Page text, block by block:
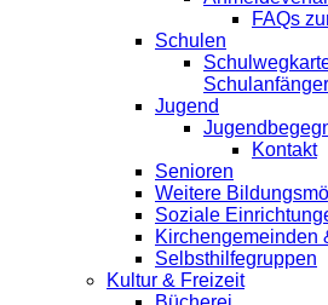
FAQs
Schulen
Schulanfänger
Jugend
Kontakt
Senioren
Weitere
Soziale
Kirchengemeinden
Selbsthilfegruppen
Kultur & Freizeit